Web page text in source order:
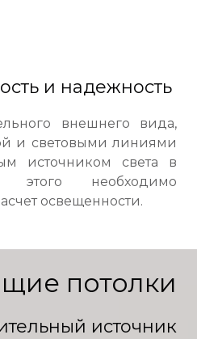
и надежность
внешнего вида,
и световыми линиями
источником света в
необходимо
освещенности.
потолки
источник